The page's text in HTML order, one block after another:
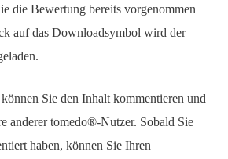
die Bewertung bereits vorgenommen
auf das Downloadsymbol wird der
Sie den Inhalt kommentieren und
anderer tomedo®-Nutzer. Sobald Sie
haben, können Sie Ihren